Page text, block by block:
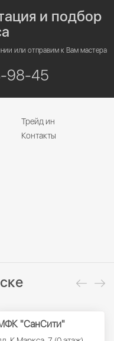
и подбор
или отправим к Вам мастера
98-45
Трейд ин
Контакты
"СанСити"